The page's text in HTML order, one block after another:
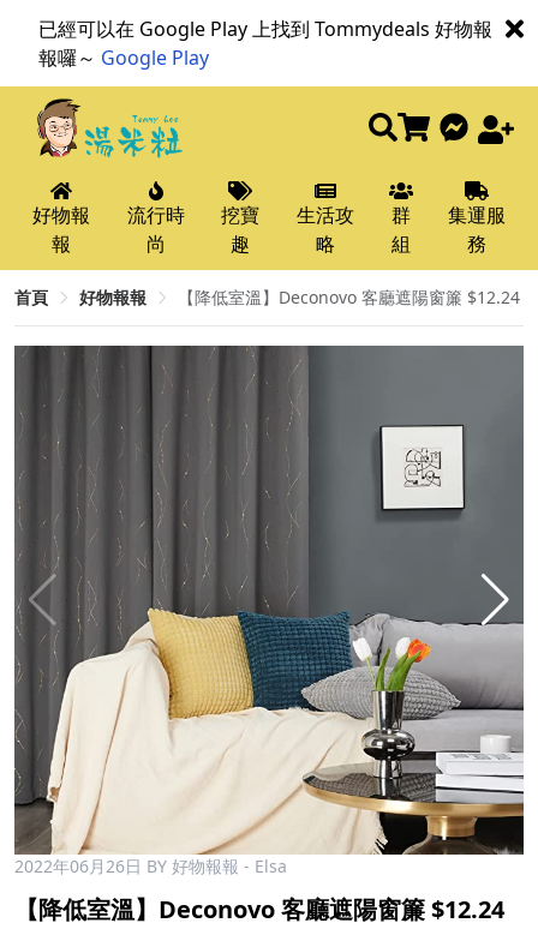
已經可以在 Google Play 上找到 Tommydeals 好物報
報囉～ Google Play
好物報
報
流行時
尚
挖寶
趣
生活攻
略
群
組
集運服
務
首頁 好物報報 【降低室溫】Deconovo 客廳遮陽窗簾 $12.24​
2022年06月26日 BY 好物報報 - Elsa
【降低室溫】Deconovo 客廳遮陽窗簾 $12.24​